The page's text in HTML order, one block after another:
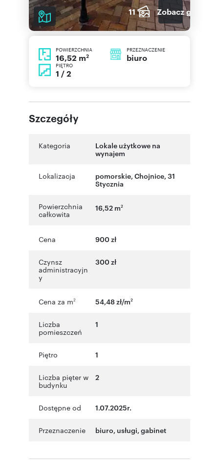
11 Zobacz galerię
POWIERZCHNIA
16,52 m2
PRZEZNACZENIE
biuro
PIĘTRO
1 / 2
Szczegóły
Kategoria
Lokale użytkowe na
wynajem
Lokalizacja pomorskie, Chojnice, 31
Stycznia
Powierzchnia
całkowita
16,52 m2
Cena 900 zł
Czynsz
administracyjn
y
300 zł
Cena za m2 54,48 zł/m2
Liczba
pomieszczeń
1
Piętro 1
Liczba pięter w
budynku
2
Dostępne od 1.07.2025r.
Przeznaczenie biuro, usługi, gabinet